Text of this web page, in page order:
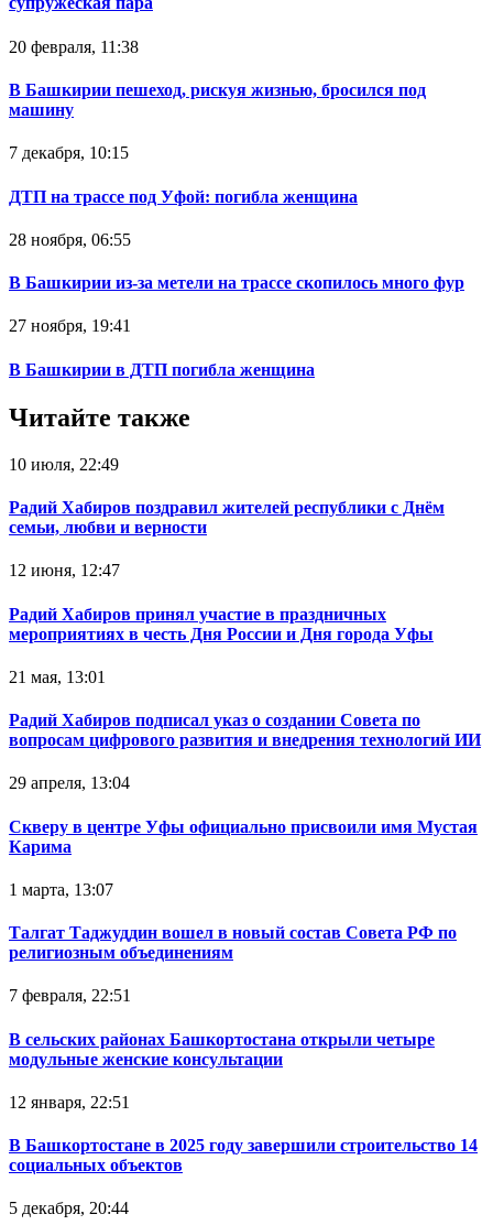
20 февраля, 11:38
В Башкирии пешеход, рискуя жизнью, бросился под
машину
7 декабря, 10:15
ДТП на трассе под Уфой: погибла женщина
28 ноября, 06:55
В Башкирии из-за метели на трассе скопилось много фур
27 ноября, 19:41
В Башкирии в ДТП погибла женщина
Читайте также
10 июля, 22:49
Радий Хабиров поздравил жителей республики с Днём
семьи, любви и верности
12 июня, 12:47
Радий Хабиров принял участие в праздничных
мероприятиях в честь Дня России и Дня города Уфы
21 мая, 13:01
Радий Хабиров подписал указ о создании Совета по
вопросам цифрового развития и внедрения технологий ИИ
29 апреля, 13:04
Скверу в центре Уфы официально присвоили имя Мустая
Карима
1 марта, 13:07
Талгат Таджуддин вошел в новый состав Совета РФ по
религиозным объединениям
7 февраля, 22:51
В сельских районах Башкортостана открыли четыре
модульные женские консультации
12 января, 22:51
В Башкортостане в 2025 году завершили строительство 14
социальных объектов
5 декабря, 20:44